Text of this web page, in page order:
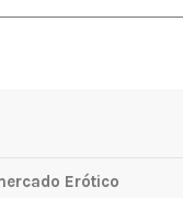
Erótico